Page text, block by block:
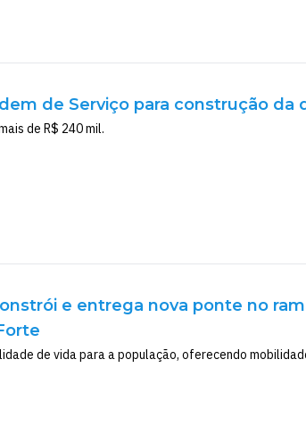
de Serviço para construção
de R$ 240 mil.
e entrega nova ponte no
de vida para a população, oferecendo